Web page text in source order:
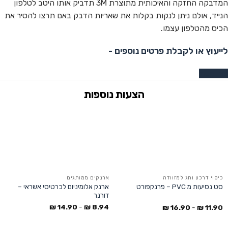
המדבקה החזקה והאיכותית מתוצרת 3M תדביק אותו היטב לטלפון
הנייד, אולם ניתן לנקות בקלות את שאריות הדבק באם תרצו להסיר את
הכיס מהטלפון עצמו.
לייעוץ או לקבלת פרטים נוספים -
כיסוי דרכון ותג למזוודה
סט נסיעות מ PVC – פרנקפורט
11.90
₪
-
16.90
₪
ארנקים ממותגים
ארנק אלומיניום לכרטיסי אשראי –
דורנר
8.94
₪
-
14.90
₪